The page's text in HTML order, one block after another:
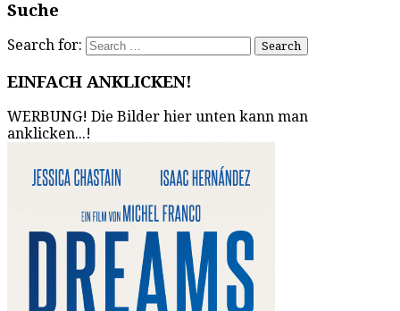
Suche
Search for:
EINFACH ANKLICKEN!
WERBUNG! Die Bilder hier unten kann man
anklicken...!